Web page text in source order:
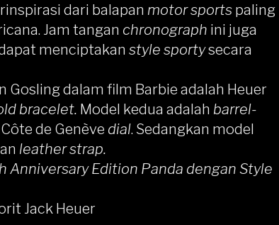
dari balapan motor sports paling
Jam tangan chronograph ini juga
menciptakan style sportysecara
Gosling dalam film Barbie adalah Heuer
bracelet. Model kedua adalah barrel-
de Genève dial. Sedangkan model
leather strap.
Anniversary Edition Panda dengan Style
Jack Heuer